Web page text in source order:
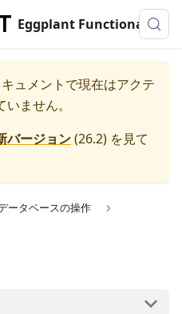
Eggplant Functionalのドキュメンテーション
ュメントで現在はアクテ
ません。
バージョン(26.2) を見て
ータベースの操作